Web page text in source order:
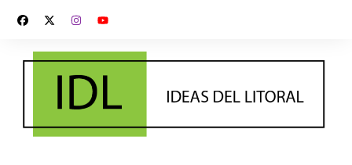
contenido